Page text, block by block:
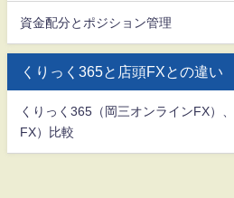
資金配分とポジション管理
くりっく365と店頭FXとの違い
くりっく365（岡三オンラインFX）
FX）比較